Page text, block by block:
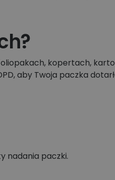
kopertach,
aby Twoja paczka
nadania paczki.